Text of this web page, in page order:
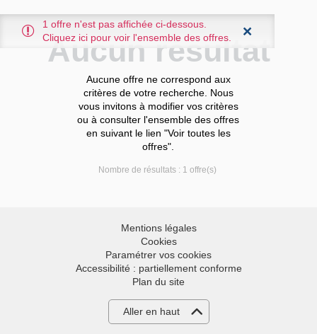
1 offre n'est pas affichée ci-dessous.
Cliquez ici pour voir l'ensemble des offres.
Aucun résultat
Aucune offre ne correspond aux
critères de votre recherche. Nous
vous invitons à modifier vos critères
ou à consulter l'ensemble des offres
en suivant le lien "Voir toutes les
offres".
Nombre de résultats : 1 offre(s)
Mentions légales
Cookies
Paramétrer vos cookies
Accessibilité : partiellement conforme
Plan du site
Aller en haut